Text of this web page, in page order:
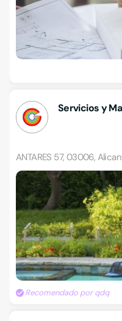
Servicios y
ANTARES 57, 03006,
Recomendado por qdq